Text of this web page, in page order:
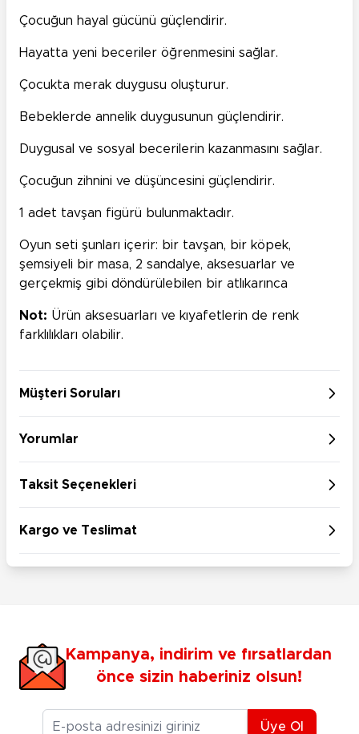
Çocuğun hayal gücünü güçlendirir.
Hayatta yeni beceriler öğrenmesini sağlar.
Çocukta merak duygusu oluşturur.
Bebeklerde annelik duygusunun güçlendirir.
Duygusal ve sosyal becerilerin kazanmasını sağlar.
Çocuğun zihnini ve düşüncesini güçlendirir.
1 adet tavşan figürü bulunmaktadır.
Oyun seti şunları içerir: bir tavşan, bir köpek,
şemsiyeli bir masa, 2 sandalye, aksesuarlar ve
gerçekmiş gibi döndürülebilen bir atlıkarınca
Not: Ürün aksesuarları ve kıyafetlerin de renk
farklılıkları olabilir.
Müşteri Soruları
Yorumlar
Taksit Seçenekleri
Kargo ve Teslimat
Kampanya, indirim ve fırsatlardan
önce sizin haberiniz olsun!
E-posta Adresiniz
Üye Ol